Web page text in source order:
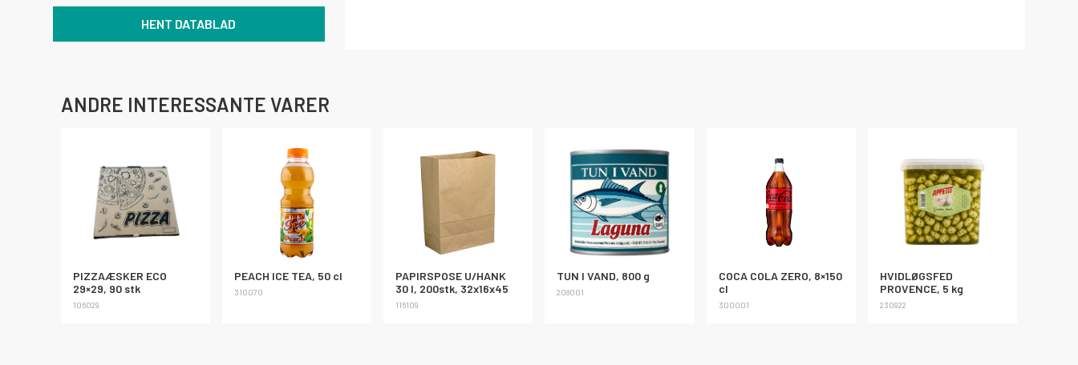
HENT DATABLAD
ANDRE INTERESSANTE VARER
PIZZAÆSKER ECO
29×29, 90 stk
106029
PEACH ICE TEA, 50 cl
310070
PAPIRSPOSE U/HANK
30 l, 200stk, 32x16x45
116109
TUN I VAND, 800 g
208001
COCA COLA ZERO, 8×150
cl
300001
HVIDLØGSFED
PROVENCE, 5 kg
230922